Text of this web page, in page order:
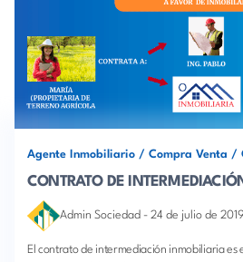
Agente Inmobiliario / Compra Venta /
CONTRATO DE
Admin Sociedad - 24 de julio de 2019
El contrato de intermediación inmobiliaria es